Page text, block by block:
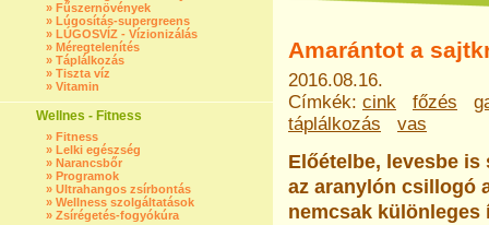
» Fűszernövények
» Lúgosítás-supergreens
» LÚGOSVÍZ - Vízionizálás
» Méregtelenítés
» Táplálkozás
» Tiszta víz
» Vitamin
Wellnes - Fitness
» Fitness
» Lelki egészség
» Narancsbőr
» Programok
» Ultrahangos zsírbontás
» Wellness szolgáltatások
» Zsírégetés-fogyókúra
Amarántot a
2016.08.16.
Címkék: cink főzés
táplálkozás
vas
Előételbe, levesbe
az aranylón csillogó
nemcsak különleges